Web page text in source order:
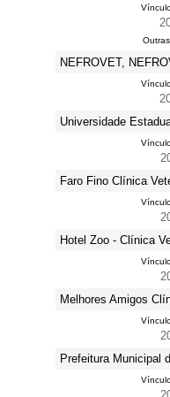
NEFROVET,
Universidade
Faro Fino Clínica
Hotel Zoo - Clínica
Melhores Amigos
Prefeitura Municipal